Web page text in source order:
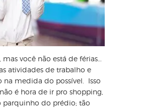
você não está de férias…
atividades de trabalho e
na medida do possível. Isso
é hora de ir pro shopping,
parquinho do prédio; tão